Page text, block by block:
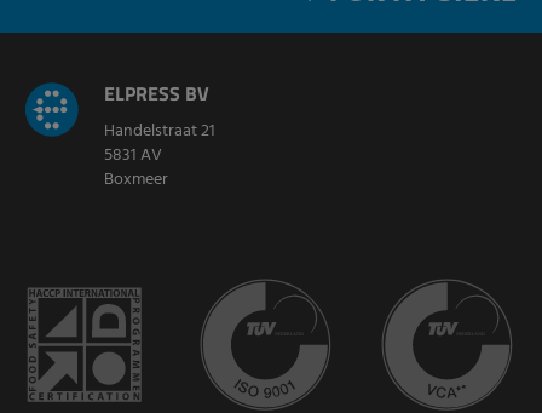
ELPRESS BV
Handelstraat 21
5831 AV
Boxmeer